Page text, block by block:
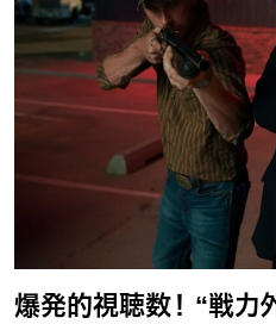
爆発的視聴数！ “戦力